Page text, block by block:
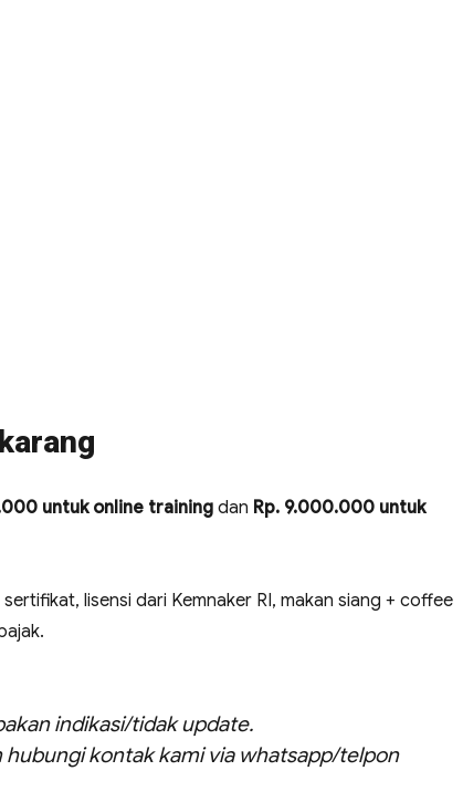
untuk online trainingdan Rp. 9.000.000 untuk
lisensi dari Kemnaker RI, makan siang + coffee
indikasi/tidak update.
kontak kami via whatsapp/telpon